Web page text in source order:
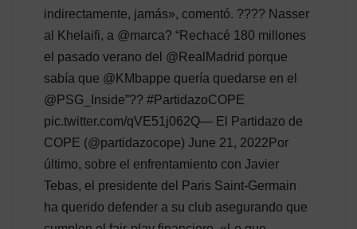
indirectamente, jamás», comentó. ???? Nasser
al Khelaifi, a @marca? “Rechacé 180 millones
el pasado verano del @RealMadrid porque
sabía que @KMbappe quería quedarse en el
@PSG_Inside”?? #PartidazoCOPE
pic.twitter.com/qVE51j062Q— El Partidazo de
COPE (@partidazocope) June 21, 2022Por
último, sobre el enfrentamiento con Javier
Tebas, el presidente del Paris Saint-Germain
ha querido defender a su club asegurando que